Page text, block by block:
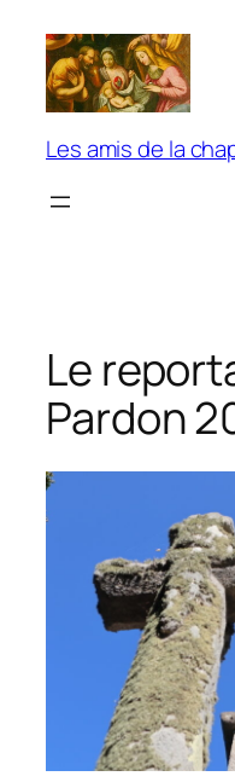
contenu
Les amis de la
Le
Pardon